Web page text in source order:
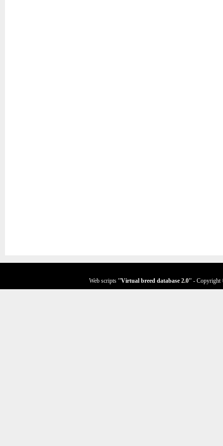
Web scripts ''Virtual breed database 2.0'' - Copyright